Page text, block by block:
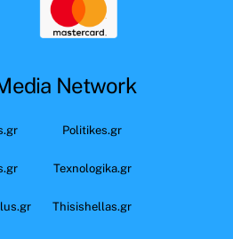
Network
Politikes.gr
Texnologika.gr
Thisishellas.gr